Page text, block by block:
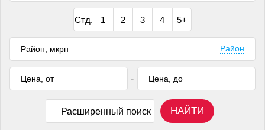
Стд. 1 2 3 4 5+
Район
-
Расширенный поиск НАЙТИ